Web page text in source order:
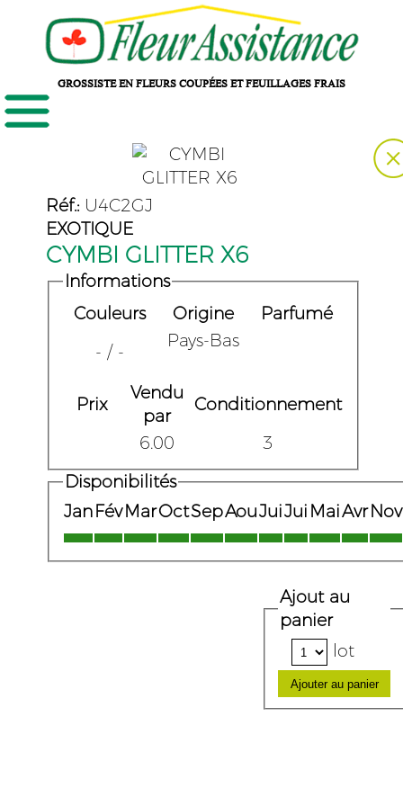
GROSSISTE EN FLEURS COUPÉES ET FEUILLAGES FRAIS
Réf.: U4C2GJ
EXOTIQUE
CYMBI GLITTER X6
Informations
Couleurs
Origine
Parfumé
- / -
Pays-Bas
Prix
Vendu
par
Conditionnement
6.00
3
Disponibilités
JanFévMarOctSepAouJuiJuiMaiAvrNov
Ajout au
panier
lot